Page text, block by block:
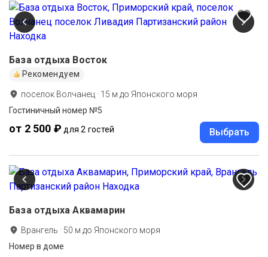
База отдыха Восток
Рекомендуем
поселок Волчанец · 15 м до Японского моря
Гостиничный номер №5
от 2 500 ₽ для 2 гостей Выбрать
База отдыха Аквамарин
Врангель · 50 м до Японского моря
Номер в доме